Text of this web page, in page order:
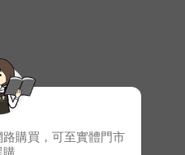
購買，可至實體門市
購